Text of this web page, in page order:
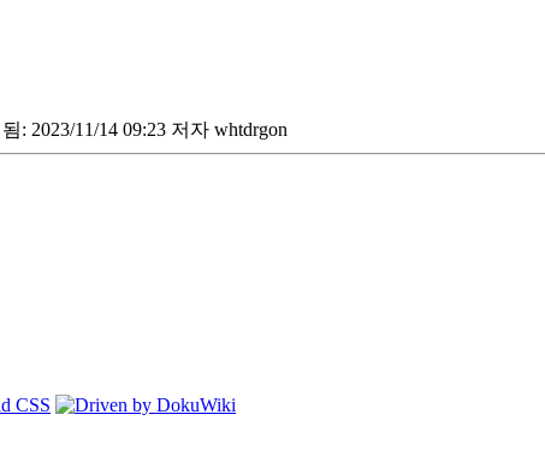
: 2023/11/14 09:23 저자 whtdrgon